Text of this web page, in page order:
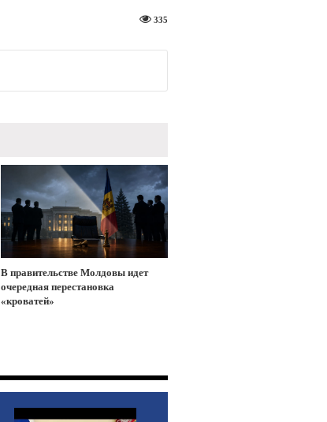
335
В правительстве Молдовы идет
очередная перестановка
«кроватей»